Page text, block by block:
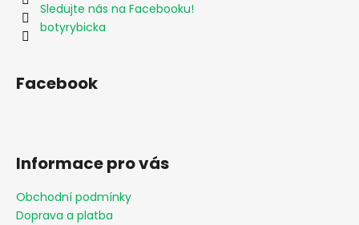
Sledujte nás na Facebooku!
botyrybicka
Facebook
Informace pro vás
Obchodní podmínky
Doprava a platba